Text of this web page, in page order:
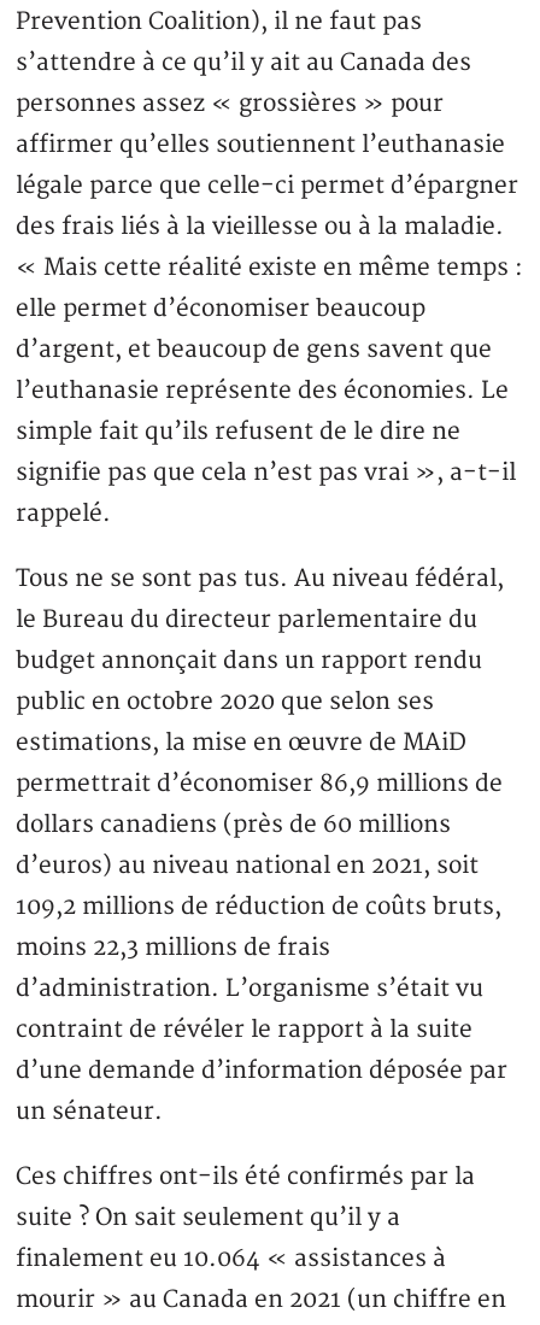
Prevention Coalition), il ne faut pas
s’attendre à ce qu’il y ait au Canada des
personnes assez « grossières » pour
affirmer qu’elles soutiennent l’euthanasie
légale parce que celle-ci permet d’épargner
des frais liés à la vieillesse ou à la maladie.
« Mais cette réalité existe en même temps :
elle permet d’économiser beaucoup
d’argent, et beaucoup de gens savent que
l’euthanasie représente des économies. Le
simple fait qu’ils refusent de le dire ne
signifie pas que cela n’est pas vrai », a-t-il
rappelé.
Tous ne se sont pas tus. Au niveau fédéral,
le Bureau du directeur parlementaire du
budget annonçait dans un rapport rendu
public en octobre 2020 que selon ses
estimations, la mise en œuvre de MAiD
permettrait d’économiser 86,9 millions de
dollars canadiens (près de 60 millions
d’euros) au niveau national en 2021, soit
109,2 millions de réduction de coûts bruts,
moins 22,3 millions de frais
d’administration. L’organisme s’était vu
contraint de révéler le rapport à la suite
d’une demande d’information déposée par
un sénateur.
Ces chiffres ont-ils été confirmés par la
suite ? On sait seulement qu’il y a
finalement eu 10.064 « assistances à
mourir » au Canada en 2021 (un chiffre en